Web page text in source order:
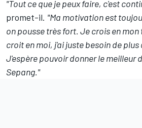
"Tout ce que je peux faire, c'est
promet-il. "Ma motivation est
on pousse très fort. Je crois en
croit en moi, j'ai juste besoin de
J'espère pouvoir donner le meilleur
Sepang."